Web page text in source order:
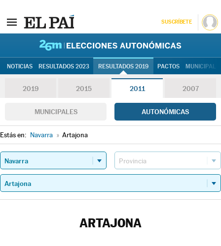
SUSCRÍBETE
NOTICIAS RESULTADOS 2023 RESULTADOS 2019 PACTOS
2019 2015 2011 2007
MUNICIPALES AUTONÓMICAS
Estás en: Navarra » Artajona
ARTAJONA